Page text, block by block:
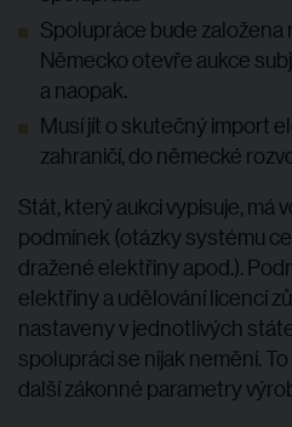
Spolupráce bude založena
Německo otevře aukce
a naopak.
Musí jít o skutečný import
zahraničí, do německé
Stát, který aukci vypisuje, má
podmínek (otázky systému
dražené elektřiny apod.).
elektřiny a udělování licencí
nastaveny v jednotlivých
spolupráci se nijak nemění.
další zákonné parametry